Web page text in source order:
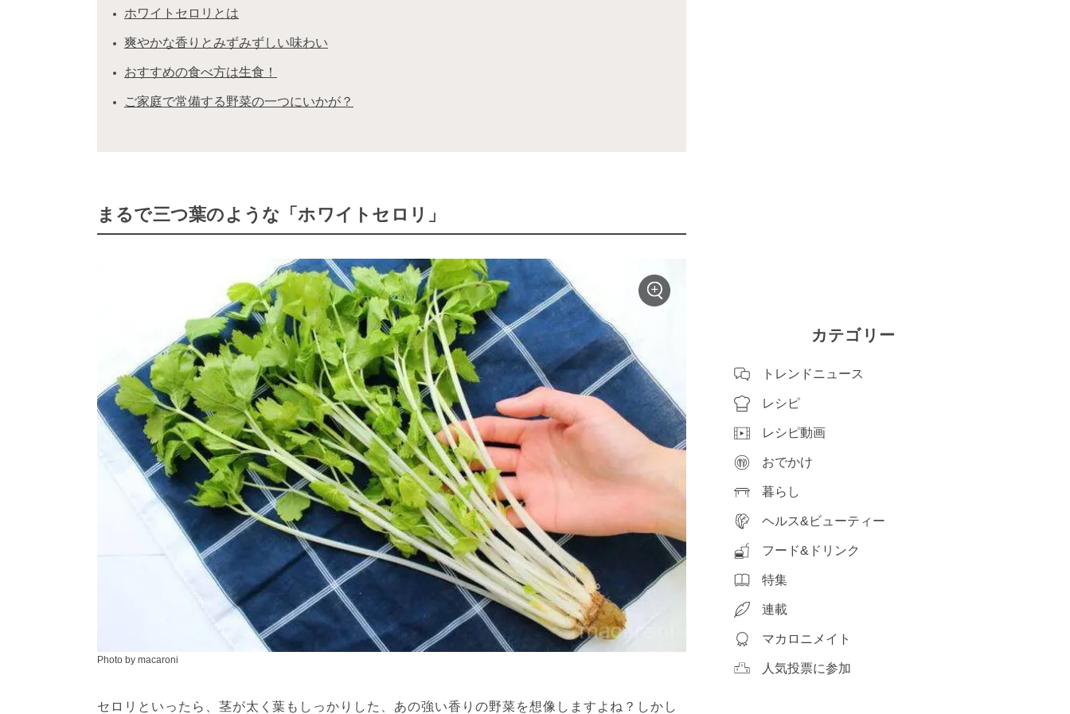
ホワイトセロリとは
爽やかな香りとみずみずしい味わい
おすすめの食べ方は生食！
ご家庭で常備する野菜の一つにいかが？
まるで三つ葉のような「ホワイトセロリ」
Photo by macaroni
セロリといったら、茎が太く葉もしっかりした、あの強い香りの野菜を想像しますよね？しかし
カテゴリー
トレンドニュース
レシピ
レシピ動画
おでかけ
暮らし
ヘルス&ビューティー
フード&ドリンク
特集
連載
マカロニメイト
人気投票に参加